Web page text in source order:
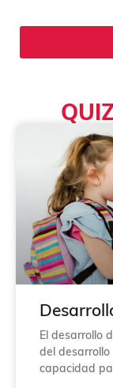
a
ó
n
El desarrollo
del desarrollo
capacidad